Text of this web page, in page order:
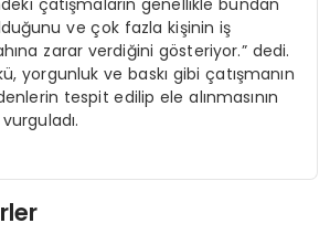
çatışmaların genellikle bundan
ve çok fazla kişinin iş
zarar verdiğini gösteriyor.” dedi.
yorgunluk ve baskı gibi çatışmanın
tespit edilip ele alınmasının